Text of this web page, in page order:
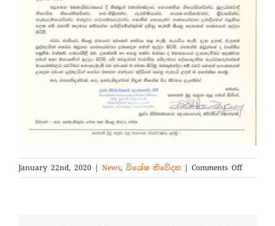
January 22nd, 2020 | News, විශේෂ නිව‍ේදන | Comments Offon
පූජ්‍ය